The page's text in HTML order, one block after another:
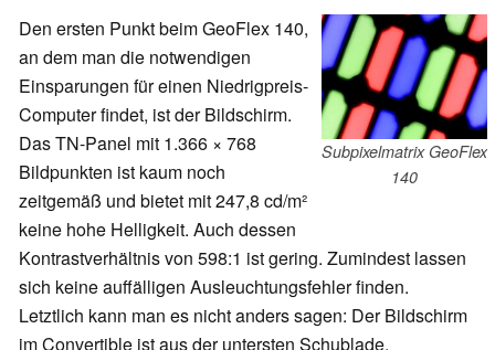
Subpixelmatrix GeoFlex
140
Den ersten Punkt beim GeoFlex 140,
an dem man die notwendigen
Einsparungen für einen Niedrigpreis-
Computer findet, ist der Bildschirm.
Das TN-Panel mit 1.366 × 768
Bildpunkten ist kaum noch
zeitgemäß und bietet mit 247,8 cd/m²
keine hohe Helligkeit. Auch dessen
Kontrastverhältnis von 598:1 ist gering. Zumindest lassen
sich keine auffälligen Ausleuchtungsfehler finden.
Letztlich kann man es nicht anders sagen: Der Bildschirm
im Convertible ist aus der untersten Schublade.